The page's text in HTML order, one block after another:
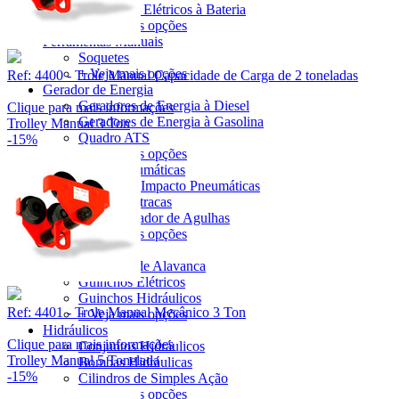
Cortadores Elétricos à Bateria
+ Veja mais opções
Ferramentas Manuais
Soquetes
+ Veja mais opções
Gerador de Energia
Geradores de Energia à Diesel
Geradores de Energia à Gasolina
Quadro ATS
+ Veja mais opções
Ferramentas Pneumáticas
Chaves de Impacto Pneumáticas
Chaves Catracas
Desincrustador de Agulhas
+ Veja mais opções
Guinchos
Guinchos de Alavanca
Guinchos Elétricos
Guinchos Hidráulicos
+ Veja mais opções
Hidráulicos
Conjuntos Hidráulicos
Bombas Hidráulicas
Cilindros de Simples Ação
+ Veja mais opções
Ref: 4400 - Trole Manual Capacidade de Carga de 2 toneladas
Clique para mais informações
Trolley Manual 3 Ton
-15%
Ref: 4401 - Trole Manual Mecânico 3 Ton
Clique para mais informações
Trolley Manual 5 Tonelada
-15%